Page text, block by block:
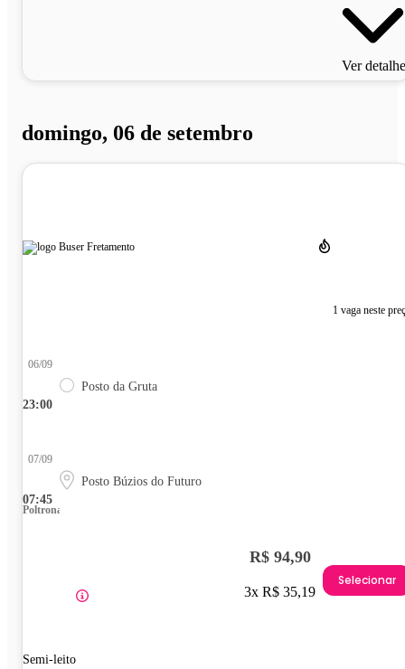
Ver
domingo, 06 de setembro
1 vaga neste
23:00
06/09
Posto da Gruta
07:45
07/09
Posto Búzios do Futuro
Poltrona
Semi-leito
R$ 94,90
3x R$ 35,19
Selecionar